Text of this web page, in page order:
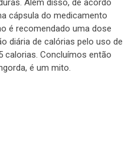
Além disso, de acordo
cápsula do medicamento
é recomendado uma dose
diária de calórias pelo uso de
calorias. Concluímos então
é um mito.